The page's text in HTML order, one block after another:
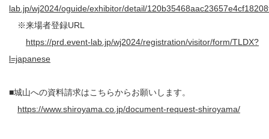
lab.jp/wj2024/oguide/exhibitor/detail/
※来場者登録URL
https://prd.event-lab.jp/wj2024/registration/visitor/form/TLDX?
l=japanese
■城山への資料請求はこちらからお願いします。
https://www.shiroyama.co.jp/document-request-shiroyama/